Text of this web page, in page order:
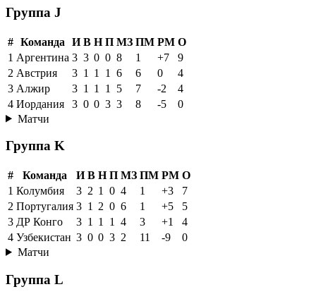
Группа J
# Команда И В Н П МЗ ПМ РМ О
1 Аргентина 3 3 0 0 8 1 +7
9
2 Австрия 3 1 1 1 6 6 0
4
3 Алжир 3 1 1 1 5 7 -2
4
4 Иордания 3 0 0 3 3 8 -5
0
Матчи
Группа K
# Команда И В Н П МЗ ПМ РМ О
1 Колумбия 3 2 1 0 4 1 +3
7
2 Португалия 3 1 2 0 6 1 +5
5
3 ДР Конго 3 1 1 1 4 3 +1
4
4 Узбекистан 3 0 0 3 2 11 -9
0
Матчи
Группа L